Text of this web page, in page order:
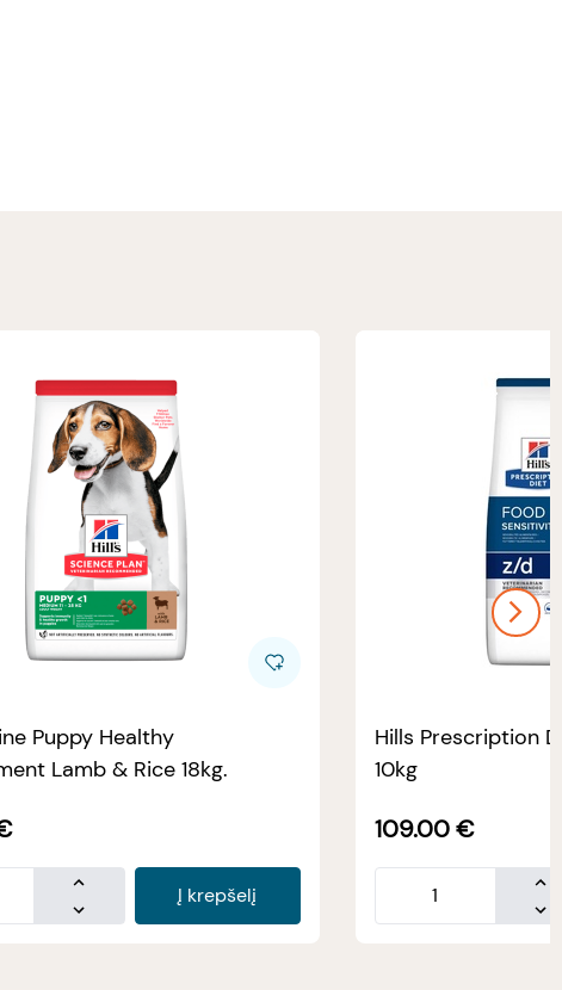
Puppy Healthy
Lamb & Rice 18kg.
Į krepšelį
Hills Prescription
10kg
109.00 €